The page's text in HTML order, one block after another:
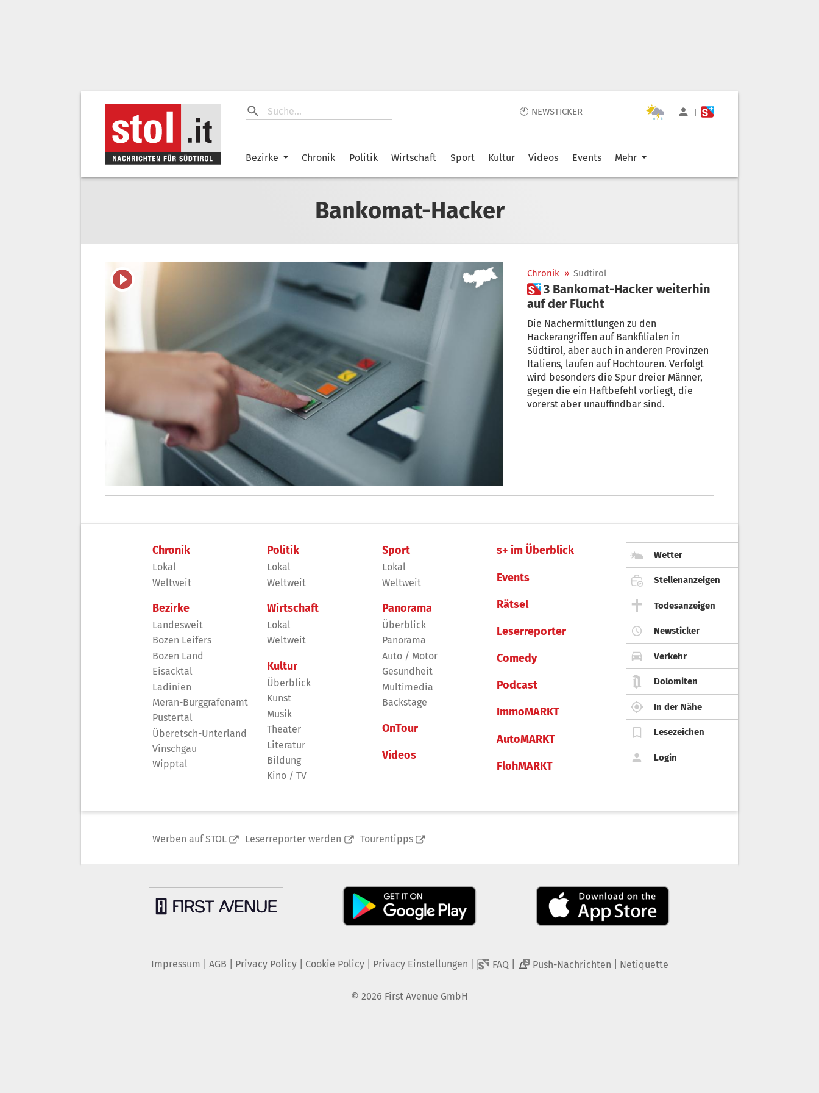
🕙 NEWSTICKER | |
Bezirke Chronik Politik Wirtschaft Sport Kultur Videos Events Mehr
Bankomat-Hacker
Chronik » Südtirol
 3 Bankomat-Hacker weiterhin
auf der Flucht
Die Nachermittlungen zu den
Hackerangriffen auf Bankfilialen in
Südtirol, aber auch in anderen Provinzen
Italiens, laufen auf Hochtouren. Verfolgt
wird besonders die Spur dreier Männer,
gegen die ein Haftbefehl vorliegt, die
vorerst aber unauffindbar sind.
Chronik
Lokal
Weltweit
Bezirke
Landesweit
Bozen Leifers
Bozen Land
Eisacktal
Ladinien
Meran-Burggrafenamt
Pustertal
Überetsch-Unterland
Vinschgau
Wipptal
Politik
Lokal
Weltweit
Wirtschaft
Lokal
Weltweit
Kultur
Überblick
Kunst
Musik
Theater
Literatur
Bildung
Kino / TV
Sport
Lokal
Weltweit
Panorama
Überblick
Panorama
Auto / Motor
Gesundheit
Multimedia
Backstage
OnTour
Videos
s+ im Überblick
Events
Rätsel
Leserreporter
Comedy
Podcast
ImmoMARKT
AutoMARKT
FlohMARKT
Wetter
Stellenanzeigen
Todesanzeigen
Newsticker
Verkehr
Dolomiten
In der Nähe
Lesezeichen
Login
Werben auf STOL Leserreporter werden Tourentipps
Impressum AGB Privacy Policy| Cookie Policy| Privacy Einstellungen FAQ 2 Push-Nachrichten Netiquette
© 2026 First Avenue GmbH